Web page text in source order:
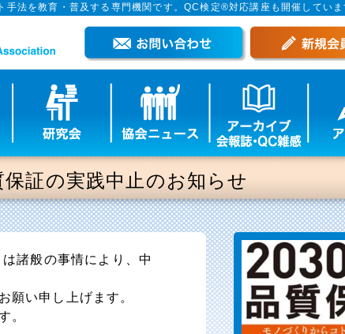
法を教育・普及する専門機関です。QC検定®対応講座も開催していま
証の実践中止のお知らせ
諸般の事情により、中
願い申し上げます。
。